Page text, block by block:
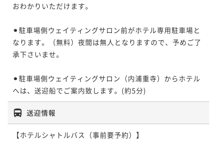
おわかりいただけます。
⚫︎駐車場側ウェイティングサロン前がホテル専用駐車場と
なります。（無料）夜間は無人となりますので、予めご了
承下さいませ。
⚫︎駐車場側ウェイティングサロン（内浦重寺）からホテル
へは、送迎船でご案内致します。(約5分)
送迎情報
【ホテルシャトルバス（事前要予約）】